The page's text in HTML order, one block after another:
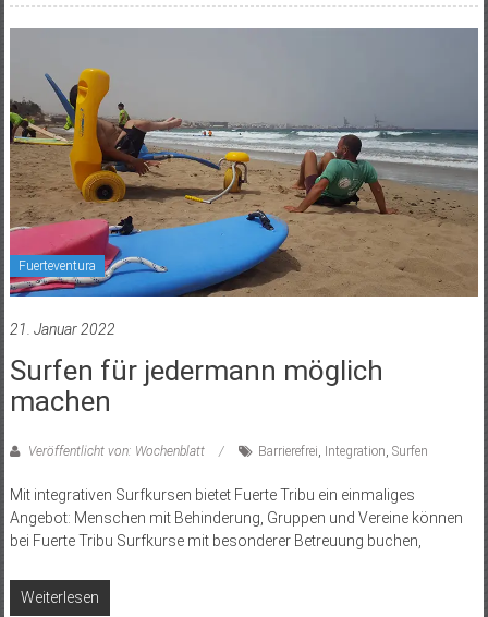
Fuerteventura
21. Januar 2022
Surfen für jedermann möglich
machen
Veröffentlicht von: Wochenblatt Barrierefrei Integration Surfen
Mit integrativen Surfkursen bietet Fuerte Tribu ein einmaliges
Angebot: Menschen mit Behinderung, Gruppen und Vereine können
bei Fuerte Tribu Surfkurse mit besonderer Betreuung buchen,
Weiterlesen